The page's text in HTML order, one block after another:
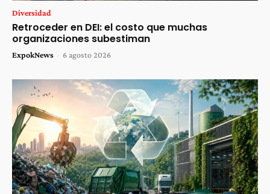
Diversidad
Retroceder en DEI: el costo que muchas
organizaciones subestiman
ExpokNews - 6 agosto 2026